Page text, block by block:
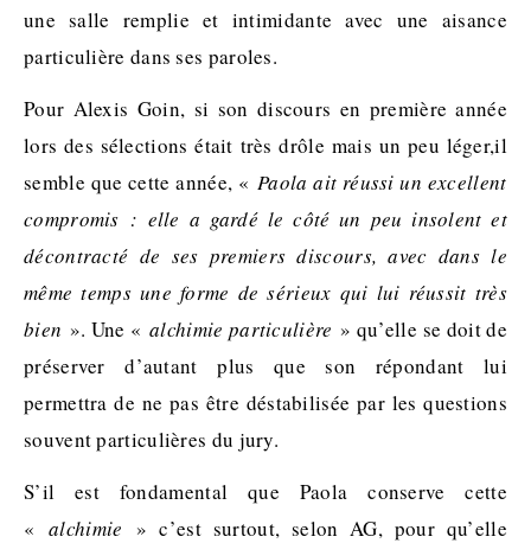
une salle remplie et intimidante avec une aisance
particulière dans ses paroles.
Pour Alexis Goin, si son discours en première année
lors des sélections était très drôle mais un peu léger,il
semble que cette année, «Paola ait réussi un excellent
compromis : elle a gardé le côté un peu insolent et
décontracté de ses premiers discours, avec dans le
même temps une forme de sérieux qui lui réussit très
bien ». Une «alchimie particulière » qu’elle se doit de
préserver d’autant plus que son répondant lui
permettra de ne pas être déstabilisée par les questions
souvent particulières du jury.
S’il est fondamental que Paola conserve cette
«alchimie » c’est surtout, selon AG, pour qu’elle